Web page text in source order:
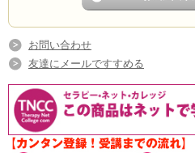
お問い合わせ
友達にメールですすめる